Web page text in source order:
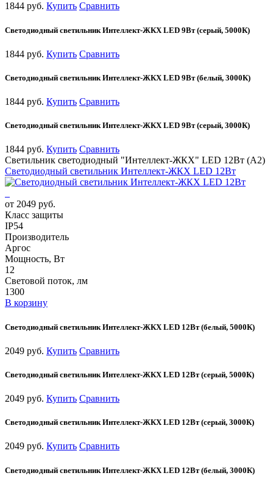
1844 руб. Купить Сравнить
Светодиодный светильник Интеллект-ЖКХ LED 9Вт (серый, 5000К)
1844 руб. Купить Сравнить
Светодиодный светильник Интеллект-ЖКХ LED 9Вт (белый, 3000К)
1844 руб. Купить Сравнить
Светодиодный светильник Интеллект-ЖКХ LED 9Вт (серый, 3000К)
1844 руб. Купить Сравнить
Светильник светодиодный "Интеллект-ЖКХ" LED 12Вт (А2)
Светодиодный светильник Интеллект-ЖКХ LED 12Вт
от 2049 руб.
Класс защиты
IP54
Производитель
Аргос
Мощность, Вт
12
Световой поток, лм
1300
В корзину
Светодиодный светильник Интеллект-ЖКХ LED 12Вт (белый, 5000К)
2049 руб. Купить Сравнить
Светодиодный светильник Интеллект-ЖКХ LED 12Вт (серый, 5000К)
2049 руб. Купить Сравнить
Светодиодный светильник Интеллект-ЖКХ LED 12Вт (серый, 3000К)
2049 руб. Купить Сравнить
Светодиодный светильник Интеллект-ЖКХ LED 12Вт (белый, 3000К)